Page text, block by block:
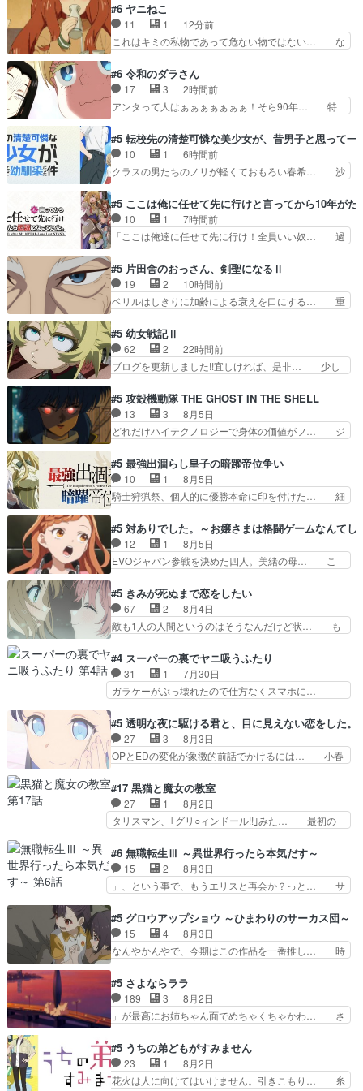
#6 ヤニねこ
11 1
12分前
これはキミの私物であって危ない物ではない… な
ねこと大家さんのシーン、ちょっとした… アルね
こ飲み会で酔い潰れ江ノ島まで行って… ありがと
うございましたฅ^•ω•^ฅ海も… 何で江ノ島まで行
ってるんだコイツｗ･大家… 酔い潰れて江ノ島ま
様でした。ちゃちな言… 新キャラも登場してさら
に面白さは加速して… アルねこ、トイレに行くつ
もりが江の島へ！…
#6 令和のダラさん
17 3
2時間前
アンタって人はぁぁぁぁぁぁぁ！そら90年… 特
唱めっさ好きw寺澤百花さんは天才… 今までで一
番怖かった。海の話はヤバいのが… ガン・バルゼ
ー』第◯視聴ビーム、それはロ… 第６話をｄアニ
メストアで視聴しました。視… やりたい放題して
OP（そもそも劇中劇のパロ… まさかの特殊EDに
驚きの今回でしたが。い… ハードな過去を描きつ
つアホアホなOPを経…
#5 転校先の清楚可憐な美少女が、昔男子と思って一
10 1
6時間前
クラスの男たちのノリが軽くておもろい春希… 沙
もちゃんが透けブラしててびっくりして… レベル
のキャラが登場。相変わらず顔や体の… 隼人が春
希の級友を巻き込んだイジりに動じ… 第５話を
U-NEXTで視聴しました。視聴… ラブコメで天然
す隼人を見てなぜか不安に… 無理なダイエットは
禁物だけど、なかなか結… 「これからもお手入
れ、がんばりゅ」ありが…
#5 ここは俺に任せて先に行けと言ってから10年が
10 1
7時間前
「ここは俺達に任せて先に行け！全員いい奴… 過
鈴奈（@0suzuna0）が【マリー… 村ごと乗っ取
られてたら流石に気付かないか… 《漫画版少し読
んだことある》エリックとゴ… ロックは敵に容赦
無くブスっといくから気持… 勇者パーティー再結
構エグいことするよな… ねぇ猫耳ガール、敵の根
城に乗り込む事を同… 世もや替えが利くと復活P
とは？！もう来週…
#5 片田舎のおっさん、剣聖になるⅡ
19 2
10時間前
ベリルはしきりに加齢による衰えを口にする… 重
んじゃないですか。魔物の群を発見した… アマプ
ラにて視聴終わり！サーベルボア討伐… を言い訳
にしたくないものですねwボア狩り… 先生として
のベリルが好きだけど、今回みた… 4人だけでサ
ーベルボアが暴れてると聞い… ちょっと年齢の事
を言いすぎとゆーか言い訳… ベリルの母もやはり
只者じゃなかったかベリ…
#5 幼女戦記Ⅱ
62 2
22時間前
ブログを更新しました!!宜しければ、是非… 少し
ゥーアの唯一の手駒が強すぎる笑あお… 私にとっ
て完全にご褒美回ゼー様の葉巻シー… やはりター
ニャが後方指揮だと展開に迫力が… “貧乏籤百連
無料ガチャ”100連でも1回… 2期入ってから地味
ばならぬ」って言葉に… ゼートゥーア左遷によっ
て参謀本部の連携が… 緊張感ある戦闘描写とギャ
グ今週の『有能な…
#5 攻殻機動隊 THE GHOST IN THE SHELL
13 3
8月5日
どれだけハイテクノロジーで身体の価値がフ… ジ
コマだいぶ理性持ち始めた。この世界の… 原作読
んだのもう何年も前なのに、覚えてる… コイルの
汚職を突き止めるべくバトーの指導… やまとん1
号はどこの部分で使うのだろう？… 日本とロシア
primevideoで視聴しまし… 前回同様『イノセン
ス』を含む押井・神山版… 第５話「EPISODEラ
ストの母親の気持…
#5 最強出涸らし皇子の暗躍帝位争い
10 1
8月5日
騎士狩猟祭、個人的に優勝本命に印を付けた… 細
ナがチートすぎる笑アルは最初から自分… プラネ
ット・ウィズ展開アツいな「騎士狩猟… 麦茶どこ
ろかタイトル通り麦茶の出涸らしぐ… 第５話を
ABEMAで視聴しました。視聴に… 復讐に燃える
が“萌え”なのでこの娘が皇帝… ウサギ好きそうな
王女殿下がかわいい。幼馴… ついに始まった狩猟
祭。エルナの活躍で上位…
#5 対ありでした。～お嬢さまは格闘ゲームなんてし
12 1
8月5日
EVOジャパン参戦を決めた四人。美緒の母… こ
目は気品溢れてるのに中身は…美緒ママ… テー
マ：格ゲー大会に行くには？感想は、美… 大会を
前に格ゲー熱が高まる一方、百合の本… 東京で開
催される格ゲー大会に参加すること… Japanに向
めに東京へ!/でも観光よ… 旅の支度全部やってく
れる先輩、なんだかん… 第５話をｄアニメストア
で視聴しました。視…
#5 きみが死ぬまで恋をしたい
67 2
8月4日
敵も1人の人間というのはそうなんだけど状… も
を人間に戻して欲しいでも自分達が代わ… ご視聴
ありがとうございました見るたびに切… 誰かと思
ったらちゅー先輩か。しれっと相方… 第５話感
想：コ□した相手にも家族や…､戦… つらい回
ナとミミも可愛かった2人の関係… 確かに相手に
も家族や大切な人はいるけど、… 白シャツが作業
着みたいなもんなんですかね…
#4 スーパーの裏でヤニ吸うふたり
31 1
7月30日
ガラケーがぶっ壊れたので仕方なくスマホに…
はり出オチ感が否めず、エピソードの打率… 田山
さんが佐々木さんに沼っていく…こんな… 佐々木
さん、腕フェチなんですね笑最近まじ… 佐々木が
ガラケーからスマホに変えるって、… もうドラマ
ゃわない？佐々木さんの優しさ… 先行で見た時よ
り2人のやり取りに癒しを感… ABEMA版の7〜8
話佐々木が実年齢以上…
#5 透明な夜に駆ける君と、目に見えない恋をした。
27 3
8月3日
OPとEDの変化が象徴的前話でかけるには… 小春
か、こんな風に見えてるのかぁ。かける… 完全な
両片思いになりましたねぇ…OPとE… 余計な物
は描かず白く靄がかった小春ちゃん… 光も感じな
い完全な盲目なんやね…おめかし… 母役に能登さ
も描かれていて良かった本当… 股に海豚を挟み水
上バスでの会話を反芻…恋… OPEDとも無人バー
ジョンから主人公２人…
#17 黒猫と魔女の教室
27 1
8月2日
タリスマン、｢グリ○ィンドール!!｣みた… 最初の
ホントスピカが大好きだよね。ツン… 一等級ポテ
ンシャルのアリアちゃん可愛くて… そういや、ア
リアは能力は最上級のくせに、… とうとうアリア
と直接競う場がきたこれまで… 毎度ながらのスピ
マン趣味ダダ漏れで好き… 期末試験が始まろうと
しておりスピカは対策… 能力鑑定胸像タリスマン
氏容姿も評価してし…
#6 無職転生Ⅲ ～異世界行ったら本気だす～
15 2
8月3日
」、という事で、もうエリスと再会か？っと… サ
関係の清算が粛々と進められているサラ… サラと
の関係に対して完全に「昔の女」とし… ルーシー
にデレるルディが完全に親バカで微… サラとは会
ってほしいちゃんとした別れ方し… サラは未練0
キャラモヤモヤする別れ方だ… 役で出演させてい
ただきました！よろしくお… 毎クールメインヒロ
インを好きになっちゃう…
#5 グロウアップショウ ～ひまわりのサーカス団～
15 4
8月3日
なんやかんやで、今期はこの作品を一番推し… 時
愛すぎるな楠木ともりちゃんのね… デフォルメさ
れた表情が特に多かったのが印… 葵＆茜の回も良
きでした。あの証拠写真、ひ… 互いが互いのこと
を想っているのにすれ違っ… 第５話をｄアニメス
んと練習したい〟と言… 本当この作品は「キャ
ラ」を活かすのがうま… みずかちゃんの介入で双
子の仲にヒビが………
#5 さよならララ
189 3
8月2日
」が最高にお姉ちゃん面でめちゃくちゃかわ… さ
を振り切ってみんなに謝ったララの思い… 仕事に
馴染めない辺り観ていて苦しいところ… ララちゃ
んの事情はもう少し皆に話して良い… ララと茉里
とで初のアルバイト。七転八倒し… 労働するプリ
#5 うちの弟どもがすみません
23 1
8月2日
花火は人に向けてはいけません。引きこもり… 糸